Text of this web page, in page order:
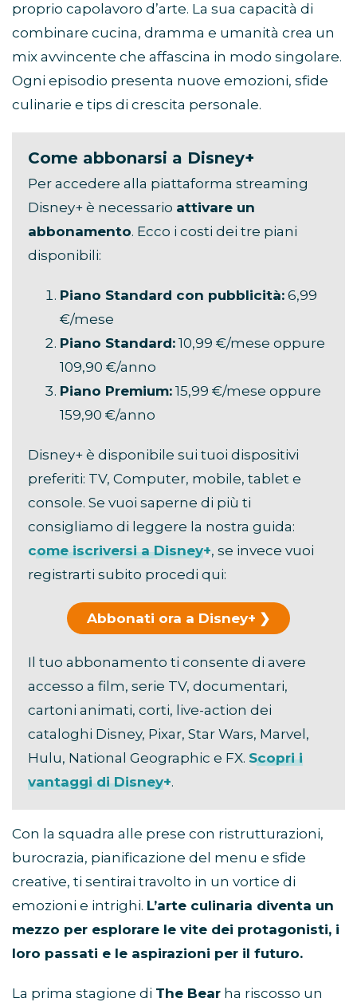
proprio capolavoro d’arte. La sua capacità di
combinare cucina, dramma e umanità crea un
mix avvincente che affascina in modo singolare.
Ogni episodio presenta nuove emozioni, sfide
culinarie e tips di crescita personale.
Come abbonarsi a Disney+
Per accedere alla piattaforma streaming
Disney+ è necessario attivare un
abbonamento. Ecco i costi dei tre piani
disponibili:
Piano Standard con pubblicità: 6,99
€/mese
Piano Standard: 10,99 €/mese oppure
109,90 €/anno
Piano Premium: 15,99 €/mese oppure
159,90 €/anno
Disney+ è disponibile sui tuoi dispositivi
preferiti: TV, Computer, mobile, tablet e
console. Se vuoi saperne di più ti
consigliamo di leggere la nostra guida:
come iscriversi a Disney+, se invece vuoi
registrarti subito procedi qui:
Abbonati ora a Disney+
Il tuo abbonamento ti consente di avere
accesso a film, serie TV, documentari,
cartoni animati, corti, live-action dei
cataloghi Disney, Pixar, Star Wars, Marvel,
Hulu, National Geographic e FX. Scopri i
vantaggi di Disney+.
Con la squadra alle prese con ristrutturazioni,
burocrazia, pianificazione del menu e sfide
creative, ti sentirai travolto in un vortice di
emozioni e intrighi. L’arte culinaria diventa un
mezzo per esplorare le vite dei protagonisti, i
loro passati e le aspirazioni per il futuro.
La prima stagione di The Bear ha riscosso un